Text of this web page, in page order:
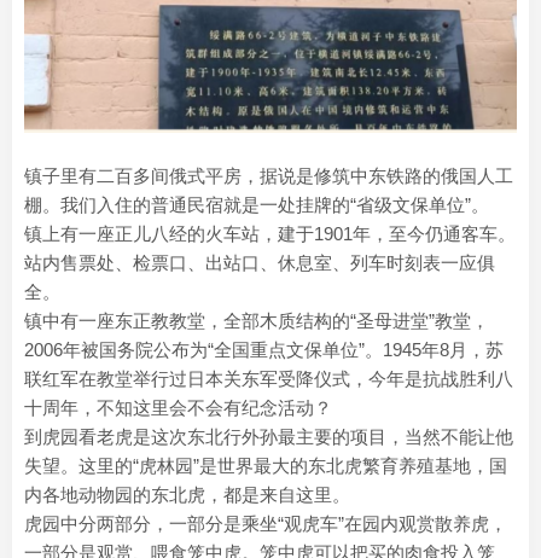
镇子里有二百多间俄式平房，据说是修筑中东铁路的俄国人工
棚。我们入住的普通民宿就是一处挂牌的“省级文保单位”。
镇上有一座正儿八经的火车站，建于1901年，至今仍通客车。
站内售票处、检票口、出站口、休息室、列车时刻表一应俱
全。
镇中有一座东正教教堂，全部木质结构的“圣母进堂”教堂，
2006年被国务院公布为“全国重点文保单位”。1945年8月，苏
联红军在教堂举行过日本关东军受降仪式，今年是抗战胜利八
十周年，不知这里会不会有纪念活动？
到虎园看老虎是这次东北行外孙最主要的项目，当然不能让他
失望。这里的“虎林园”是世界最大的东北虎繁育养殖基地，国
内各地动物园的东北虎，都是来自这里。
虎园中分两部分，一部分是乘坐“观虎车”在园内观赏散养虎，
一部分是观赏、喂食笼中虎。笼中虎可以把买的肉食投入笼